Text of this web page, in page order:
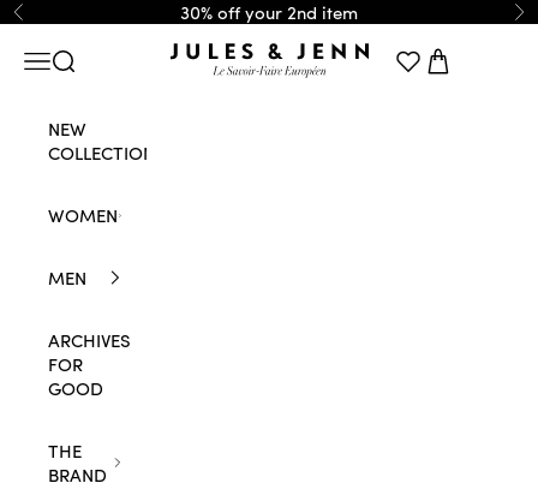
Skip to content
Previous 30% off your 2nd item
JULES & JENN
Navigation menu
Search Cart
NEW
COLLECTION
WOMEN
MEN
ARCHIVES
FOR
GOOD
THE
BRAND